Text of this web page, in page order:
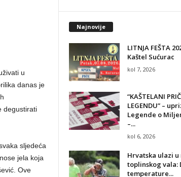
u
danas je
degustirati
sljedeća
jela koja
Ove
Najnovije
LITNJA FEŠTA
Kaštel Sućurac
kol 7, 2026
“KAŠTELANI
LEGENDU” –
Legende o
–...
kol 6, 2026
Hrvatska ulazi
toplinskog vala:
temperature...